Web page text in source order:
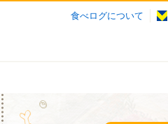
食べログについて